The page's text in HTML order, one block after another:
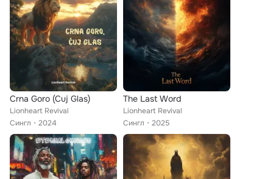
Crna Goro (Cuj Glas)
Lionheart Revival
Сингл
2024
The Last Word
Lionheart Revival
Сингл
2025